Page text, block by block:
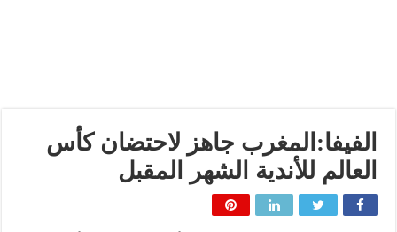
الفيفا:المغرب جاهز لاحتضان كأس
العالم للأندية الشهر المقبل